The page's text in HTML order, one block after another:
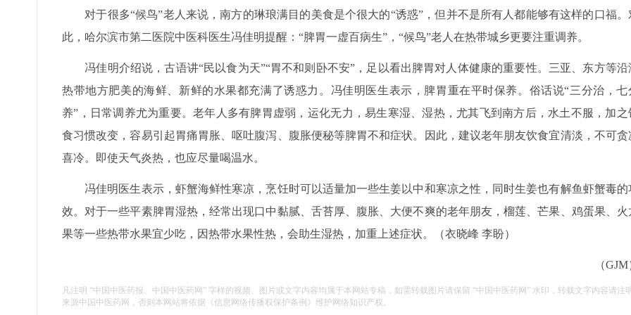
对于很多“候鸟”老人来说，南方的琳琅满目的美食是个很大的“诱惑”，但并不是所有人都能够有这样的口福。
此，哈尔滨市第二医院中医科医生冯佳明提醒：“脾胃一虚百病生”，“候鸟”老人在热带城乡更要注重调养。
冯佳明介绍说，古语讲“民以食为天”“胃不和则卧不安”，足以看出脾胃对人体健康的重要性。三亚、东方等沿
热带地方肥美的海鲜、新鲜的水果都充满了诱惑力。冯佳明医生表示，脾胃重在平时保养。俗话说“三分治，七
养”，日常调养尤为重要。老年人多有脾胃虚弱，运化无力，易生寒湿、湿热，尤其飞到南方后，水土不服，加之
食习惯改变，容易引起胃痛胃胀、呕吐腹泻、腹胀便秘等脾胃不和症状。因此，建议老年朋友饮食宜清淡，不可贪
喜冷。即使天气炎热，也应尽量喝温水。
冯佳明医生表示，虾蟹海鲜性寒凉，烹饪时可以适量加一些生姜以中和寒凉之性，同时生姜也有解鱼虾蟹毒的
效。对于一些平素脾胃湿热，经常出现口中黏腻、舌苔厚、腹胀、大便不爽的老年朋友，榴莲、芒果、鸡蛋果、火
果等一些热带水果宜少吃，因热带水果性热，会助生湿热，加重上述症状。（衣晓峰 李盼）
（GJM
凡注明 “中国中医药报、中国中医药网” 字样的视频、图片或文字内容均属于本网站专稿，如需转载图片请保留 “中国中医药网” 水印，转载文字内容请注
来源中国中医药网，否则本网站将依据《信息网络传播权保护条例》维护网络知识产权。